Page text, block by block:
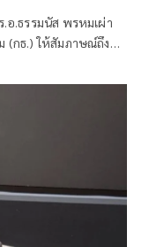
อ.ธรรมนัส พรหมเผ่า
(กธ.) ให้สัมภาษณ์ถึง